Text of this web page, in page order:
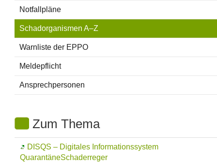
Notfallpläne
Schadorganismen A–Z
Warnliste der EPPO
Meldepflicht
Ansprechpersonen
Zum Thema
DISQS – Digitales Informationssystem
QuarantäneSchaderreger